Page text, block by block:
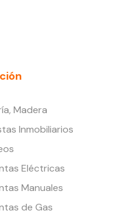
Madera
Inmobiliarios
Eléctricas
Manuales
de Gas